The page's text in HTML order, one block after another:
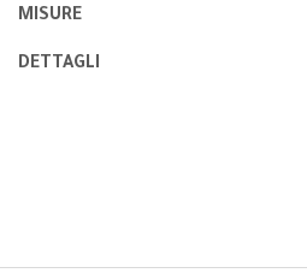
MISURE
DETTAGLI